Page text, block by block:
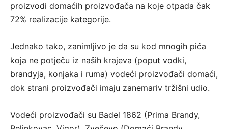
proizvodi domaćih proizvođača na koje otpada čak
72% realizacije kategorije.
Jednako tako, zanimljivo je da su kod mnogih pića
koja ne potječu iz naših krajeva (poput vodki,
brandyja, konjaka i ruma) vodeći proizvođači domaći,
dok strani proizvođači imaju zanemariv tržišni udio.
Vodeći proizvođači su Badel 1862 (Prima Brandy,